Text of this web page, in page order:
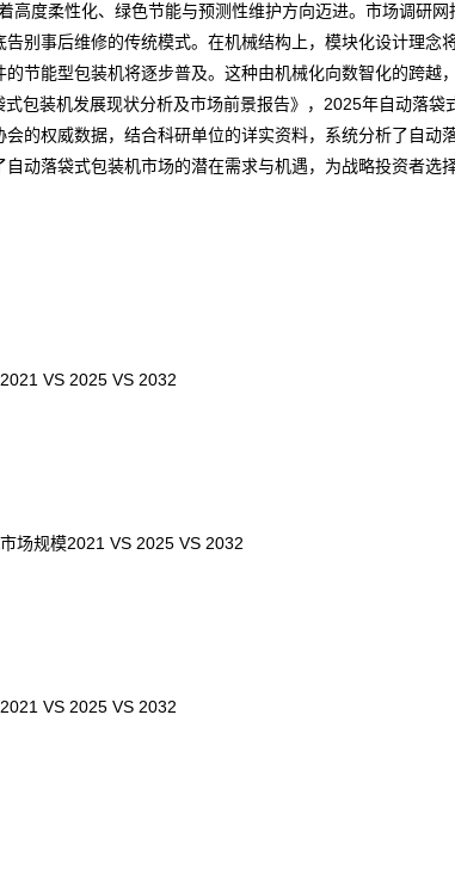
高度柔性化、绿色节能与预测性维护方向迈进。市场调研网
别事后维修的传统模式。在机械结构上，模块化设计理念
节能型包装机将逐步普及。这种由机械化向数智化的跨越
包装机发展现状分析及市场前景报告》，2025年自动落袋
的权威数据，结合科研单位的详实资料，系统分析了自
动落袋式包装机市场的潜在需求与机遇，为战略投资者选
VS 2025 VS 2032
规模2021 VS 2025 VS 2032
2021 VS 2025 VS 2032